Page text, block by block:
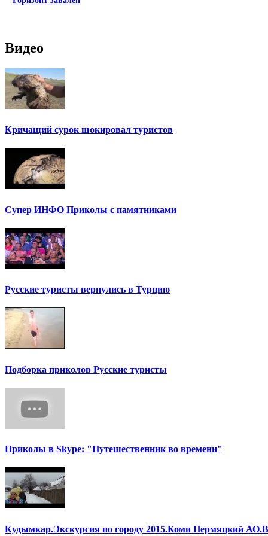
Видео
Кричащий сурок шокировал туристов
Супер ИНФО Приколы с памятниками
Русские туристы вернулись в Турцию
Подборка приколов Русские туристы
Приколы в Skype: "Путешественник во времени"
Кудымкар.Экскурсия по городу 2015.Коми Пермяцкий